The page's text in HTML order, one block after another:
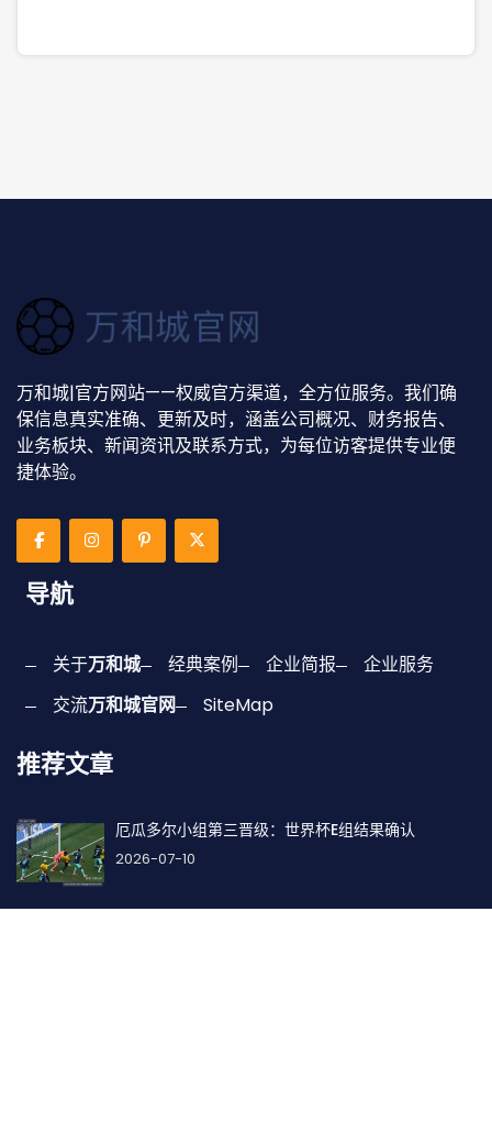
万和城|官方网站——权威官方渠道，全方位服务。我们确
保信息真实准确、更新及时，涵盖公司概况、财务报告、
业务板块、新闻资讯及联系方式，为每位访客提供专业便
捷体验。
导航
关于万和城 经典案例 企业简报
企业服务
交流万和城官网 SiteMap
推荐文章
厄瓜多尔小组第三晋级：世界杯E组结果确认
2026-07-10